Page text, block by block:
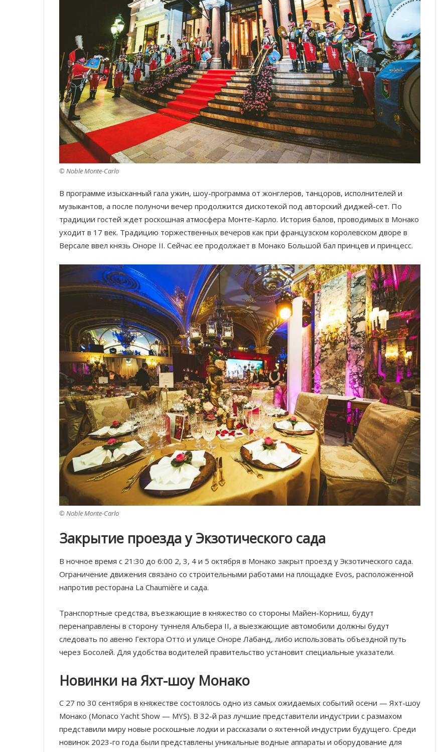
© Noble Monte-Carlo
В программе изысканный гала ужин, шоу-программа от жонглеров, танцоров, исполнителей и
музыкантов, а после полуночи вечер продолжится дискотекой под авторский диджей-сет. По
традиции гостей ждет роскошная атмосфера Монте-Карло. История балов, проводимых в Монако
уходит в 17 век. Традицию торжественных вечеров как при французском королевском дворе в
Версале ввел князь Оноре II. Сейчас ее продолжает в Монако Большой бал принцев и принцесс.
© Noble Monte-Carlo
Закрытие проезда у Экзотического сада
В ночное время с 21:30 до 6:00 2, 3, 4 и 5 октября в Монако закрыт проезд у Экзотического сада.
Ограничение движения связано со строительными работами на площадке ​​Evos, расположенной
напротив ресторана La Chaumière и сада.
Транспортные средства, въезжающие в княжество со стороны Майен-Корниш, будут
перенаправлены в сторону туннеля Альбера II, а выезжающие автомобили должны будут
следовать по авеню Гектора Отто и улице Оноре Лабанд, либо использовать объездной путь
через Босолей. Для удобства водителей правительство установит специальные указатели.
Новинки на Яхт-шоу Монако
С 27 по 30 сентября в княжестве состоялось одно из самых ожидаемых событий осени — Яхт-шоу
Монако (Monaco Yacht Show — MYS). В 32-й раз лучшие представители индустрии с размахом
представили миру новые роскошные лодки и рассказали о яхтенной индустрии будущего. Среди
новинок 2023-го года были представлены уникальные водные аппараты и оборудование для